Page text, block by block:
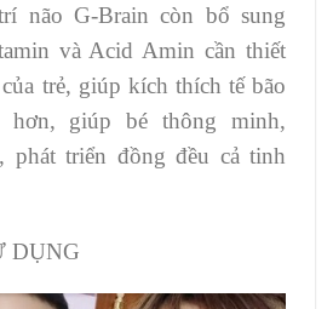
não G-Brain còn bổ sung
và Acid Amin cần thiết
trẻ, giúp kích thích tế bão
hơn, giúp bé thông minh,
phát triển đồng đều cả tinh
DỤNG